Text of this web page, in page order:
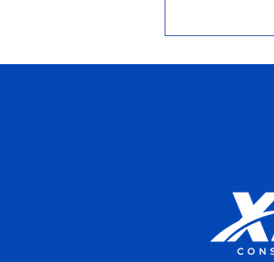
Agosto
Dourado:
Cuidado,